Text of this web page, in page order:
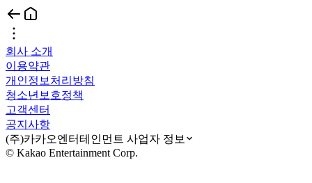
회사 소개
이용약관
개인정보처리방침
청소년보호정책
고객센터
공지사항
(주)카카오엔터테인먼트 사업자 정보
© Kakao Entertainment Corp.